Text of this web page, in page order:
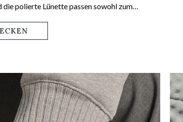
polierte Lünette passen sowohl zum